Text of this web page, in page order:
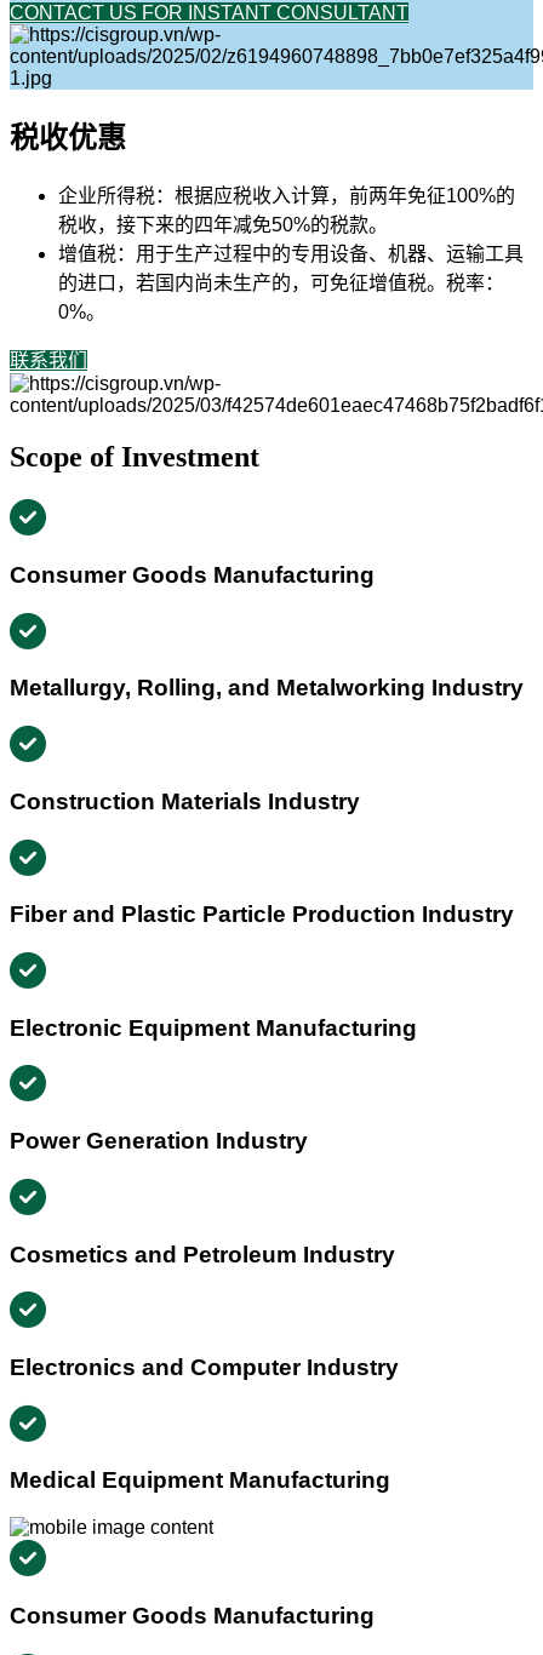
CONTACT US FOR INSTANT CONSULTANT
税收优惠
企业所得税：根据应税收入计算，前两年免征100%的
税收，接下来的四年减免50%的税款。
增值税：用于生产过程中的专用设备、机器、运输工具
的进口，若国内尚未生产的，可免征增值税。税率：
0%。
联系我们
Scope of Investment
Consumer Goods Manufacturing
Metallurgy, Rolling, and Metalworking Industry
Construction Materials Industry
Fiber and Plastic Particle Production Industry
Electronic Equipment Manufacturing
Power Generation Industry
Cosmetics and Petroleum Industry
Electronics and Computer Industry
Medical Equipment Manufacturing
Consumer Goods Manufacturing